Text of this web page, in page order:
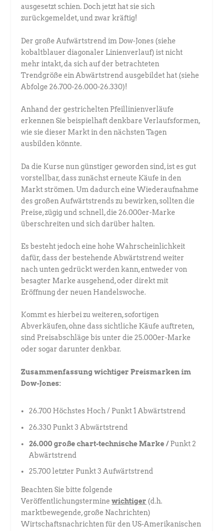
ausgesetzt schien. Doch jetzt hat sie sich
zurückgemeldet, und zwar kräftig!
Der große Aufwärtstrend im Dow-Jones (siehe
kobaltblauer diagonaler Linienverlauf) ist nicht
mehr intakt, da sich auf der betrachteten
Trendgröße ein Abwärtstrend ausgebildet hat (siehe
Abfolge 26.700-26.000-26.330)!
Anhand der gestrichelten Pfeillinienverläufe
erkennen Sie beispielhaft denkbare Verlaufsformen,
wie sie dieser Markt in den nächsten Tagen
ausbilden könnte.
Da die Kurse nun günstiger geworden sind, ist es gut
vorstellbar, dass zunächst erneute Käufe in den
Markt strömen. Um dadurch eine Wiederaufnahme
des großen Aufwärtstrends zu bewirken, sollten die
Preise, zügig und schnell, die 26.000er-Marke
überschreiten und sich darüber halten.
Es besteht jedoch eine hohe Wahrscheinlichkeit
dafür, dass der bestehende Abwärtstrend weiter
nach unten gedrückt werden kann, entweder von
besagter Marke ausgehend, oder direkt mit
Eröffnung der neuen Handelswoche.
Kommt es hierbei zu weiteren, sofortigen
Abverkäufen, ohne dass sichtliche Käufe auftreten,
sind Preisabschläge bis unter die 25.000er-Marke
oder sogar darunter denkbar.
Zusammenfassung wichtiger Preismarken im
Dow-Jones:
26.700 Höchstes Hoch / Punkt 1 Abwärtstrend
26.330 Punkt 3 Abwärtstrend
26.000 große chart-technische Marke / Punkt 2
Abwärtstrend
25.700 letzter Punkt 3 Aufwärtstrend
Beachten Sie bitte folgende
Veröffentlichungsterminewichtiger (d.h.
marktbewegende, große Nachrichten)
Wirtschaftsnachrichten für den US-Amerikanischen